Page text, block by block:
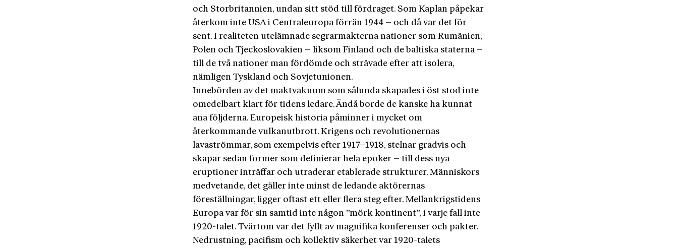
och Storbritannien, undan sitt stöd till fördraget. Som Kaplan påpekar
återkom inte USA i Centraleuropa förrän 1944 – och då var det för
sent. I realiteten utelämnade segrarmakterna nationer som Rumänien,
Polen och Tjeckoslovakien – liksom Finland och de baltiska staterna –
till de två nationer man fördömde och strävade efter att isolera,
nämligen Tyskland och Sovjetunionen.
Innebörden av det maktvakuum som sålunda skapades i öst stod inte
omedelbart klart för tidens ledare. Ändå borde de kanske ha kunnat
ana följderna. Europeisk historia påminner i mycket om
återkommande vulkanutbrott. Krigens och revolutionernas
lavaströmmar, som exempelvis efter 1917–1918, stelnar gradvis och
skapar sedan former som definierar hela epoker – till dess nya
eruptioner inträffar och utraderar etablerade strukturer. Människors
medvetande, det gäller inte minst de ledande aktörernas
föreställningar, ligger oftast ett eller flera steg efter. Mellankrigstidens
Europa var för sin samtid inte någon ”mörk kontinent”, i varje fall inte
1920-talet. Tvärtom var det fyllt av magnifika konferenser och pakter.
Nedrustning, pacifism och kollektiv säkerhet var 1920-talets